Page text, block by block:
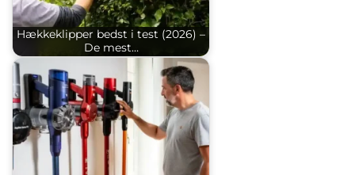
Hækkeklipper bedst i test (2026) –
De mest…